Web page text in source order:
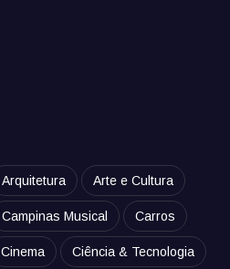
Arquitetura Arte e Cultura
Campinas Musical Carros
Cinema Ciência & Tecnologia